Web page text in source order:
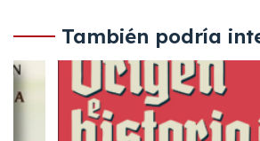
También podría